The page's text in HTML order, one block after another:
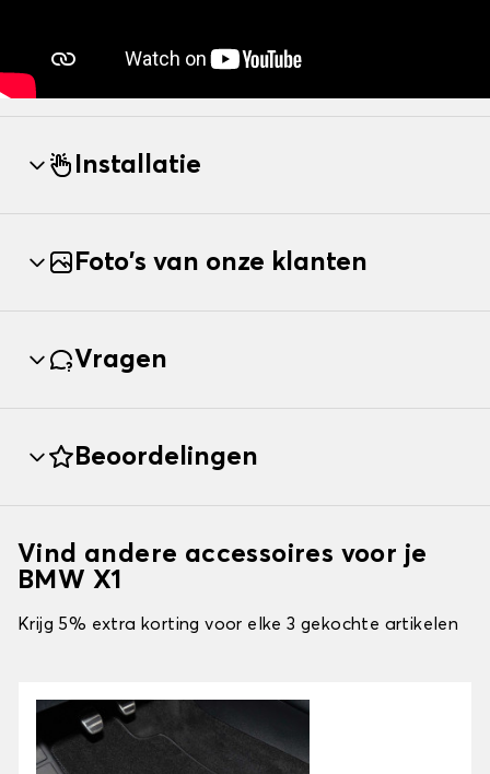
Installatie
Foto's van onze klanten
Vragen
Beoordelingen
Vind andere accessoires voor je
BMW X1
Krijg 5% extra korting voor elke 3 gekochte artikelen